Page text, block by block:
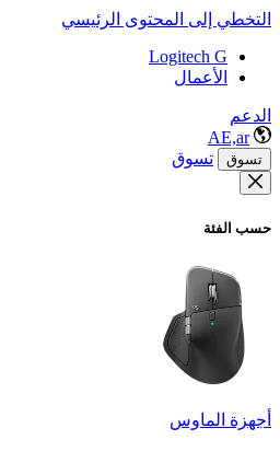
التخطي إلى المحتوى الرئيسي
Logitech G
الأعمال
الدعم
AE,ar
تسوق تسوق
حسب الفئة
أجهزة الماوس